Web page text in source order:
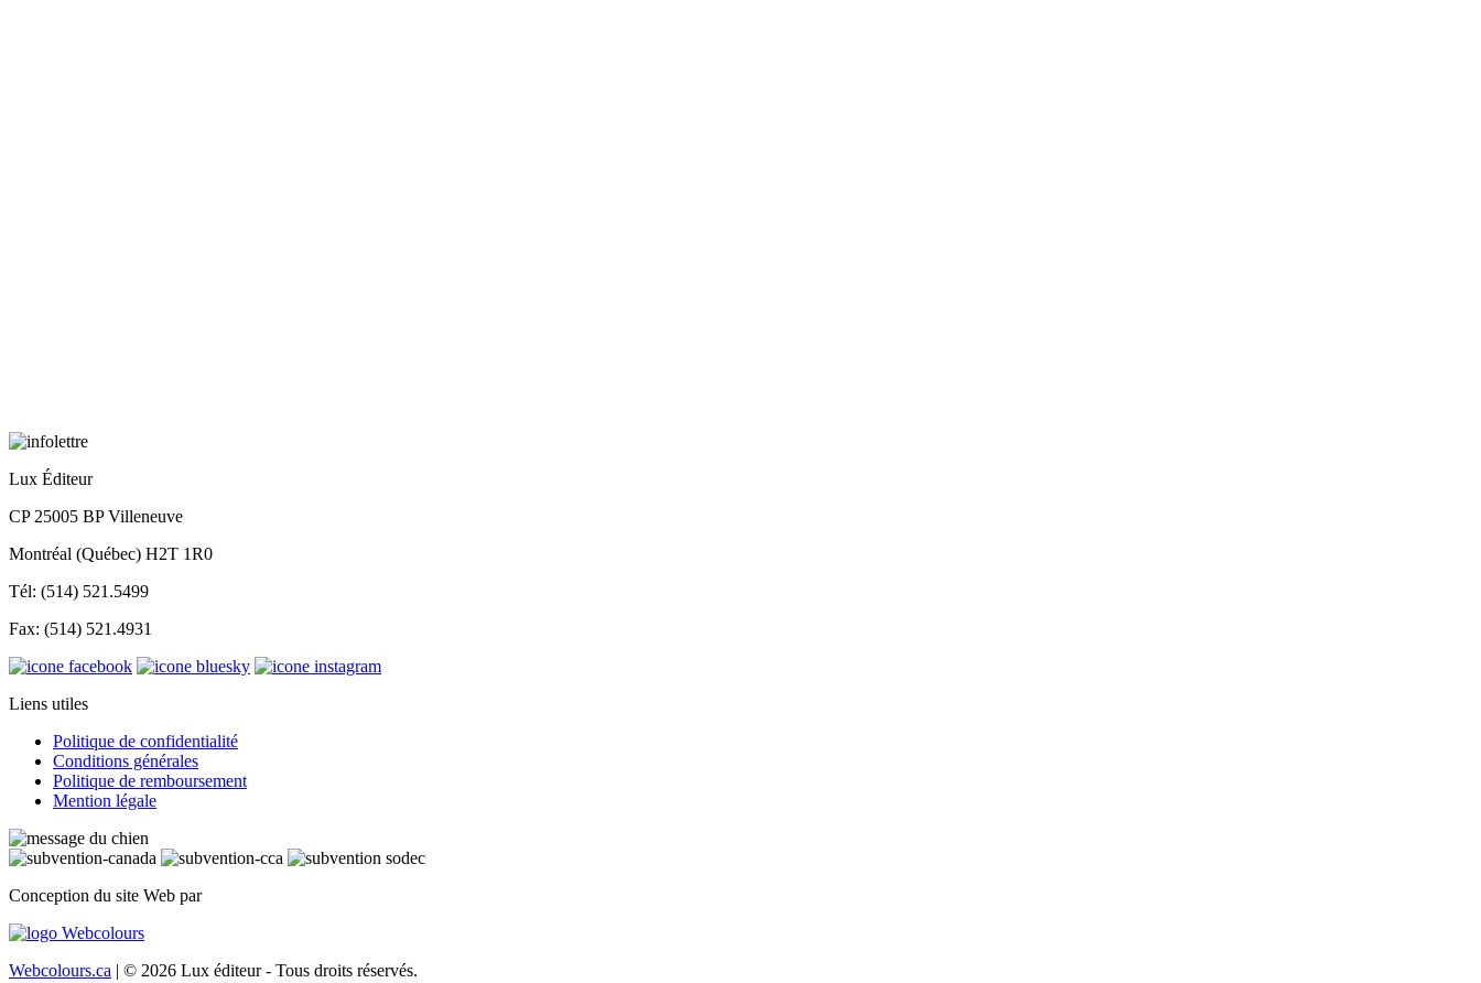
Lux Éditeur
CP 25005 BP Villeneuve
Montréal (Québec) H2T 1R0
Tél: (514) 521.5499
Fax: (514) 521.4931
Liens utiles
Politique de confidentialité
Conditions générales
Politique de remboursement
Mention légale
Conception du site Web par
Webcolours.ca | © 2026 Lux éditeur - Tous droits réservés.